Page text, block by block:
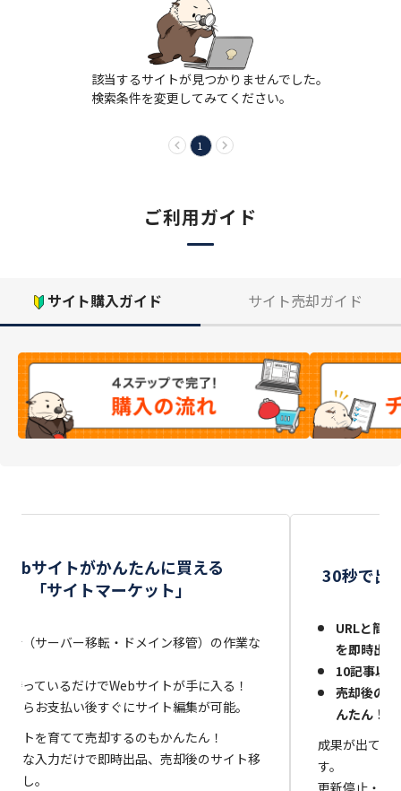
該当するサイトが見つかりませんでした。
検索条件を変更してみてください。
1
ご利用ガイド
サイト購入ガイド サイト売却ガイド
サイトがかんたんに買える
「サイトマーケット」
行（サーバー移転・ドメイン移管）の作業な
待っているだけでWebサイトが手に入る！
ならお支払い後すぐにサイト編集が可能。
イトを育てて売却するのもかんたん！
単な入力だけで即時出品、売却後のサイト移
なし。
30秒で出
URLと簡
を即時出
10記事以
売却後の
んたん！
成果が出てい
す。